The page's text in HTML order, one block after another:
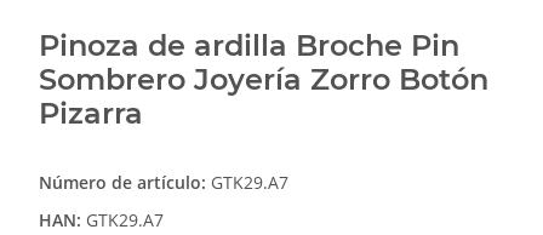
Pinoza de ardilla Broche Pin
Sombrero Joyería Zorro Botón
Pizarra
Número de artículo: GTK29.A7
HAN: GTK29.A7